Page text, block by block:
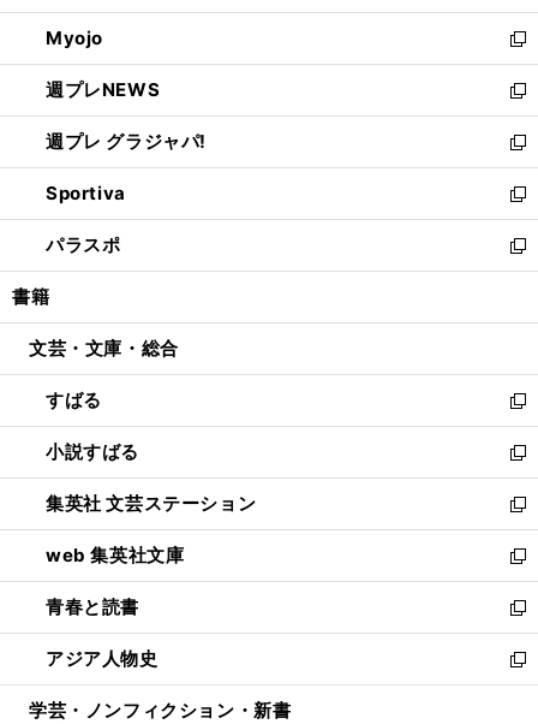
開
く
ウ
で
開
く
ン
ド
ウ
で
開
く
ウ
ィ
ン
ド
ウ
で
開
く
Myojo
新
し
い
ウ
ィ
ン
ド
ウ
で
開
週プレNEWS
新
し
い
ウ
ィ
ン
ド
ウ
開
週プレ グラジャパ!
新
し
い
ウ
ィ
ン
ウ
開
く
Sportiva
新
し
い
ウ
ン
ウ
で
開
く
パラスポ
新
し
ウ
ン
ド
ウ
で
開
く
書籍
文芸・文庫・総合
すばる
新
し
い
ウ
ィ
ン
ド
ウ
で
開
く
小説すばる
新
し
い
ウ
ィ
ン
ド
ウ
で
開
集英社 文芸ステーション
新
し
い
ウ
ィ
ン
ド
ウ
web 集英社文庫
新
し
い
ウ
ィ
ン
青春と読書
新
し
い
ウ
アジア人物史
新
し
学芸・ノンフィクション・新書